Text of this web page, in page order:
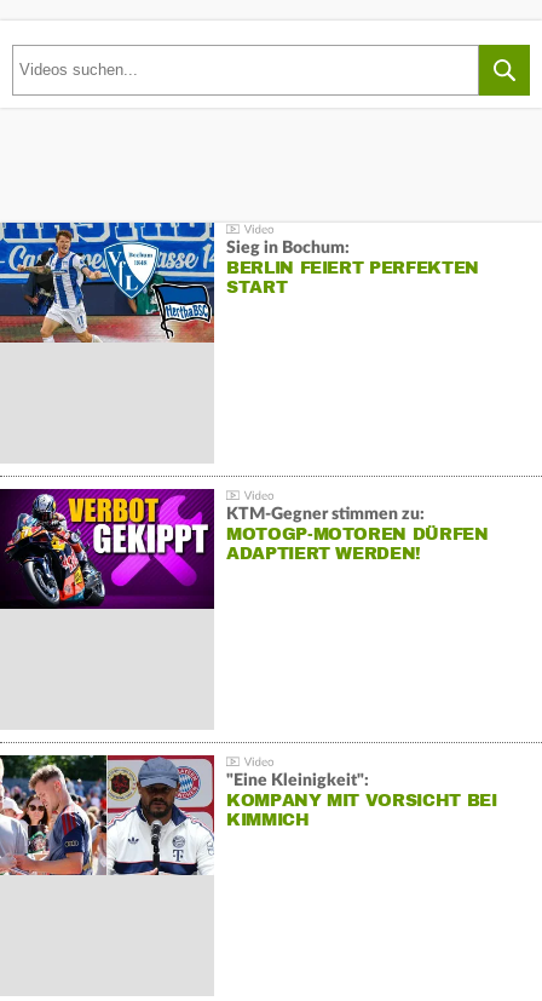
Sieg in Bochum:
BERLIN FEIERT PERFEKTEN
START
KTM-Gegner stimmen zu:
MOTOGP-MOTOREN DÜRFEN
ADAPTIERT WERDEN!
"Eine Kleinigkeit":
KOMPANY MIT VORSICHT BEI
KIMMICH